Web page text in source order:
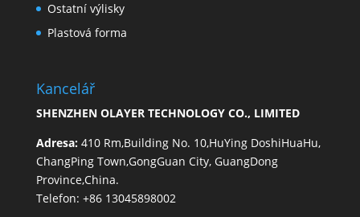
Ostatní výlisky
Plastová forma
Kancelář
SHENZHEN OLAYER TECHNOLOGY CO., LIMITED
Adresa: 410 Rm,Building No. 10,HuYing DoshiHuaHu,
ChangPing Town,GongGuan City, GuangDong
Province,China.
Telefon: +86 13045898002